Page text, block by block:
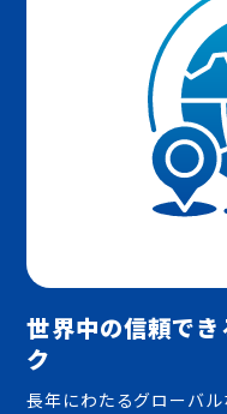
世界中の信頼で
ク
長年にわたるグローバ